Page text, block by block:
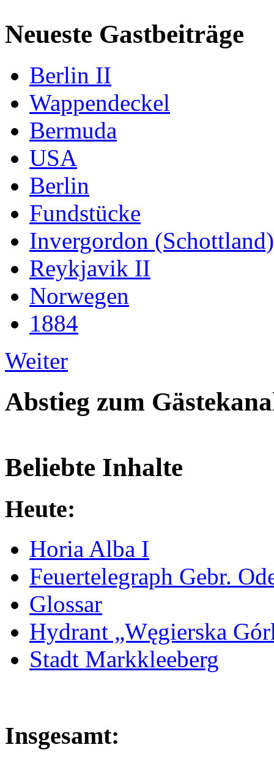
Neueste Gastbeiträge
Berlin II
Wappendeckel
Bermuda
USA
Berlin
Fundstücke
Invergordon (Schottland)
Reykjavik II
Norwegen
1884
Weiter
Abstieg zum
Beliebte Inhalte
Heute:
Horia Alba I
Feuertelegraph Gebr.
Glossar
Hydrant „Węgierska
Stadt Markkleeberg
Insgesamt: